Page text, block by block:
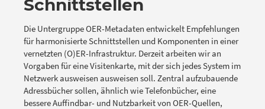
Schnittstellen
Die Untergruppe OER-Metadaten entwickelt Empfehlungen
für harmonisierte Schnittstellen und Komponenten in einer
vernetzten (O)ER-Infrastruktur. Derzeit arbeiten wir an
Vorgaben für eine Visitenkarte, mit der sich jedes System im
Netzwerk ausweisen ausweisen soll. Zentral aufzubauende
Adressbücher sollen, ähnlich wie Telefonbücher, eine
bessere Auffindbar- und Nutzbarkeit von OER-Quellen,